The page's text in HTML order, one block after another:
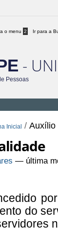
o menu 2 Ir para a
-
Pessoas
Inicial /Auxílio
— última
do